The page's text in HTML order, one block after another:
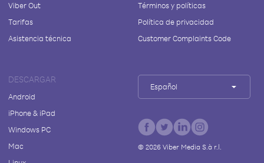
Viber Out
Tarifas
Asistencia técnica
Términos y políticas
Política de privacidad
Customer Complaints Code
DESCARGAR
Android
iPhone & iPad
Windows PC
Mac
Español
© 2026Viber Media S.à r.l.